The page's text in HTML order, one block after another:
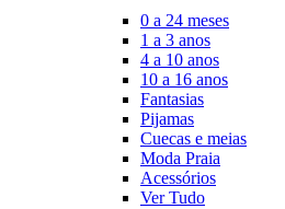
0 a 24 meses
1 a 3 anos
4 a 10 anos
10 a 16 anos
Fantasias
Pijamas
Cuecas e meias
Moda Praia
Acessórios
Ver Tudo